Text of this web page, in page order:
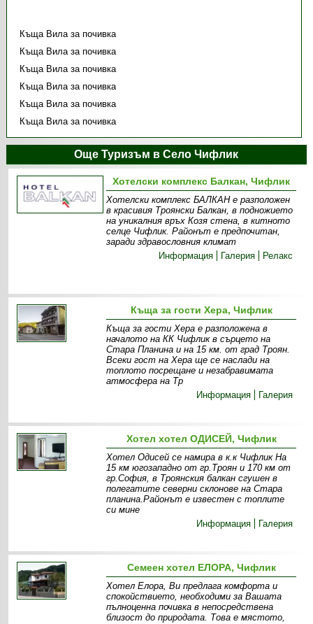
Къща Вила за почивка
Къща Вила за почивка
Къща Вила за почивка
Къща Вила за почивка
Къща Вила за почивка
Къща Вила за почивка
Още Туризъм в Село Чифлик
Хотелски комплекс Балкан, Чифлик
Хотелски комплекс БАЛКАН е разположен
в красивия Троянски Балкан, в подножието
на уникалния връх Козя стена, в китното
селце Чифлик. Районът е предпочитан,
заради здравословния климат
Информация
Галерия Релакс
Къща за гости Хера, Чифлик
Къща за гости Хера е разположена в
началото на КК Чифлик в сърцето на
Стара Планина и на 15 км. от град Троян.
Всеки гост на Хера ще се наслади на
топлото посрещане и незабравимата
атмосфера на Тр
Информация
Галерия
Хотел хотел ОДИСЕЙ, Чифлик
Хотел Одисей се намира в к.к Чифлик На
15 км югозападно от гр.Троян и 170 км от
гр.София, в Троянския балкан сгушен в
полегатите северни склонове на Стара
планина.Районът е известен с топлите
си мине
Информация
Галерия
Семеен хотел ЕЛОРА, Чифлик
Хотел Елора, Ви предлага комфорта и
спокойствието, необходими за Вашата
пълноценна почивка в непосредствена
близост до природата. Това е мястото,